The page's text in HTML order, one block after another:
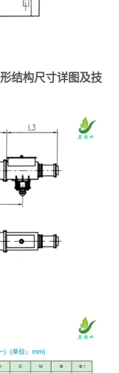
结构尺寸详图及技